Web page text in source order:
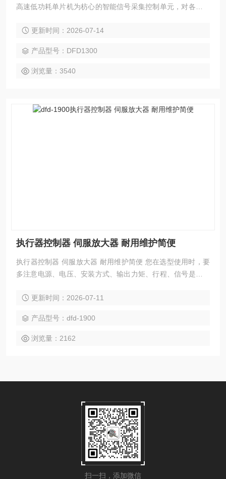
高速低功耗单片机为枋心的智能信号采集控制单元，对各种阀
更新时间：2026-07-14
产品型号：DFD1300
浏览量：3540
执行器控制器 伺服放大器 耐用维护简便
执行器控制器 伺服放大器 耐用维护简便 您在选型使用时，要
多注意电源、电压、安装方式、输出力矩、行程、信号是否符
更新时间：2026-07-11
产品型号：dfd-1900
浏览量：2162
扫一扫，添加微信